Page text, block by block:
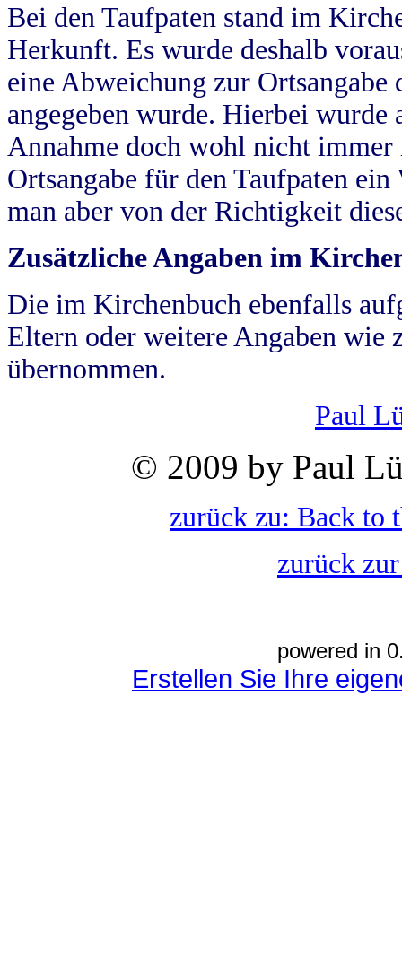
Bei den Taufpaten stand im
Herkunft. Es wurde deshalb
eine Abweichung zur
angegeben wurde. Hierbei wurde
Annahme doch wohl nicht
Ortsangabe für den Taufpaten
man aber von der Richtigkeit
Zusätzliche Angaben im
Die im Kirchenbuch ebenfalls
Eltern oder weitere Angaben wie
übernommen.
Paul
© 2009 by Paul
zurück zu: Back to
zurück
powered in
Erstellen Sie Ihre